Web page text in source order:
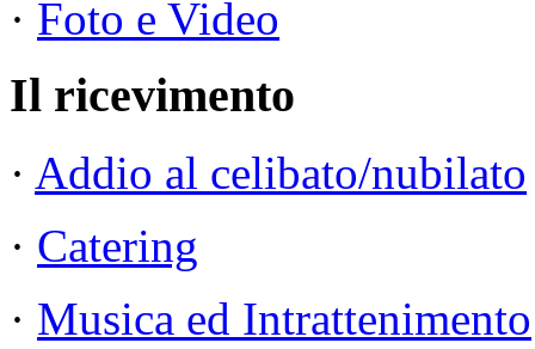
· Foto e Video
Il ricevimento
· Addio al celibato/nubilato
· Catering
· Musica ed Intrattenimento